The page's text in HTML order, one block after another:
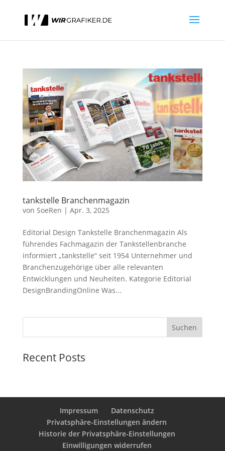
tankstelle Branchenmagazin
von SoeRen | Apr. 3, 2025
Editorial Design Tankstelle Branchenmagazin Als
führendes Fachmagazin der Tankstellenbranche
informiert „tankstelle“ seit 1954 Unternehmer und
Branchenzugehörige über alle relevanten
Entwicklungen und Neuheiten. Kategorie Editorial
DesignBrandingOnline Was...
Suchen
Recent Posts
Impressum
Datenschutz
Privatsphäre-Einstellungen ändern
Historie der Privatsphäre-Einstellungen
Einwilligungen widerrufen